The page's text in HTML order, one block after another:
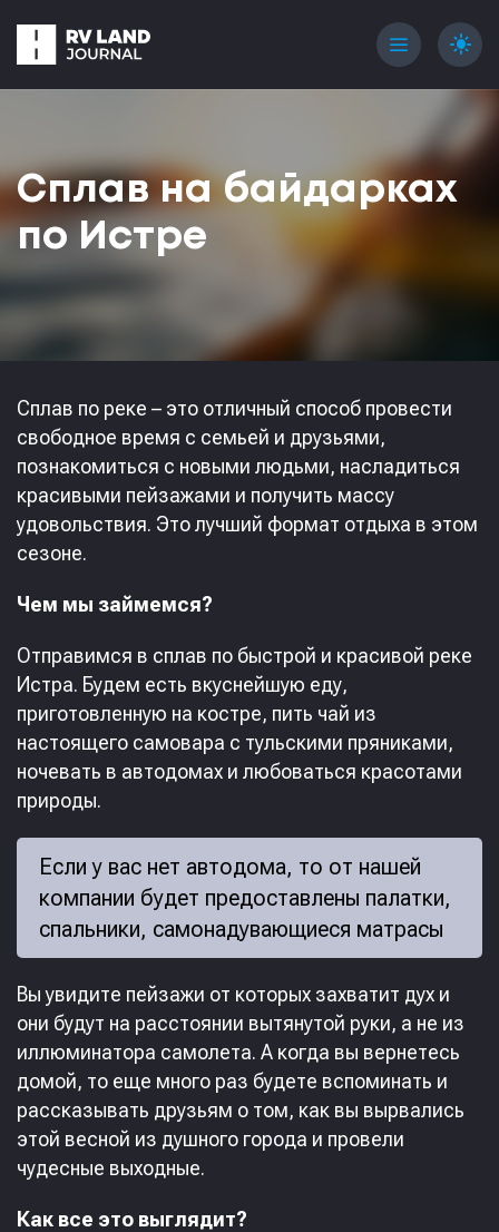
menu light_mode
Сплав на байдарках
по Истре
Сплав по реке – это отличный способ провести
свободное время с семьей и друзьями,
познакомиться с новыми людьми, насладиться
красивыми пейзажами и получить массу
удовольствия. Это лучший формат отдыха в этом
сезоне.
Чем мы займемся?
Отправимся в сплав по быстрой и красивой реке
Истра. Будем есть вкуснейшую еду,
приготовленную на костре, пить чай из
настоящего самовара с тульскими пряниками,
ночевать в автодомах и любоваться красотами
природы.
Если у вас нет автодома, то от нашей
компании будет предоставлены палатки,
спальники, самонадувающиеся матрасы
Вы увидите пейзажи от которых захватит дух и
они будут на расстоянии вытянутой руки, а не из
иллюминатора самолета. А когда вы вернетесь
домой, то еще много раз будете вспоминать и
рассказывать друзьям о том, как вы вырвались
этой весной из душного города и провели
чудесные выходные.
Как все это выглядит?